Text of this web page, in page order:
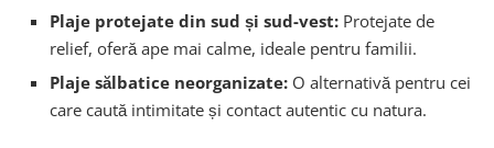
Plaje protejate din sud și sud-vest: Protejate de
relief, oferă ape mai calme, ideale pentru familii.
Plaje sălbatice neorganizate: O alternativă pentru cei
care caută intimitate și contact autentic cu natura.